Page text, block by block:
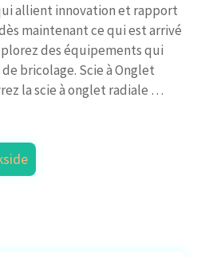
allient innovation et rapport
maintenant ce qui est arrivé
des équipements qui
bricolage. Scie à Onglet
la scie à onglet radiale …